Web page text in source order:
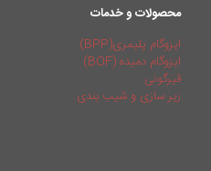
محصولات و خدمات
ایزوگام پلیمری(BPP)
ایزوگام دمیده (BOF)
قیرگونی
زیر سازی و شیب بندی